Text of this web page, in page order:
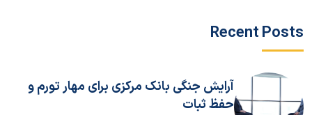
Recent Posts
آرایش جنگی بانک مرکزی برای مهار تورم و
حفظ ثبات